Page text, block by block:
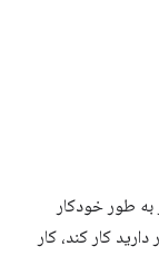
به طور خودکار
کار کند، کار